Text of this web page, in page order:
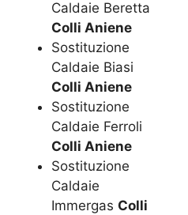
Caldaie Beretta
Colli Aniene
Sostituzione
Caldaie Biasi
Colli Aniene
Sostituzione
Caldaie Ferroli
Colli Aniene
Sostituzione
Caldaie
Immergas Colli